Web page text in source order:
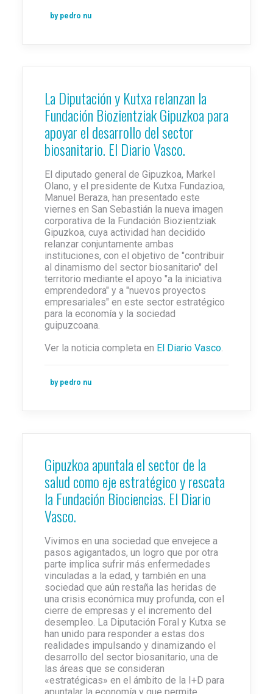
by pedro nu
La Diputación y Kutxa relanzan la
Fundación Biozientziak Gipuzkoa para
apoyar el desarrollo del sector
biosanitario. El Diario Vasco.
El diputado general de Gipuzkoa, Markel
Olano, y el presidente de Kutxa Fundazioa,
Manuel Beraza, han presentado este
viernes en San Sebastián la nueva imagen
corporativa de la Fundación Biozientziak
Gipuzkoa, cuya actividad han decidido
relanzar conjuntamente ambas
instituciones, con el objetivo de "contribuir
al dinamismo del sector biosanitario" del
territorio mediante el apoyo "a la iniciativa
emprendedora" y a "nuevos proyectos
empresariales" en este sector estratégico
para la economía y la sociedad
guipuzcoana.
Ver la noticia completa en El Diario Vasco.
by pedro nu
Gipuzkoa apuntala el sector de la
salud como eje estratégico y rescata
la Fundación Biociencias. El Diario
Vasco.
Vivimos en una sociedad que envejece a
pasos agigantados, un logro que por otra
parte implica sufrir más enfermedades
vinculadas a la edad, y también en una
sociedad que aún restaña las heridas de
una crisis económica muy profunda, con el
cierre de empresas y el incremento del
desempleo. La Diputación Foral y Kutxa se
han unido para responder a estas dos
realidades impulsando y dinamizando el
desarrollo del sector biosanitario, una de
las áreas que se consideran
«estratégicas» en el ámbito de la I+D para